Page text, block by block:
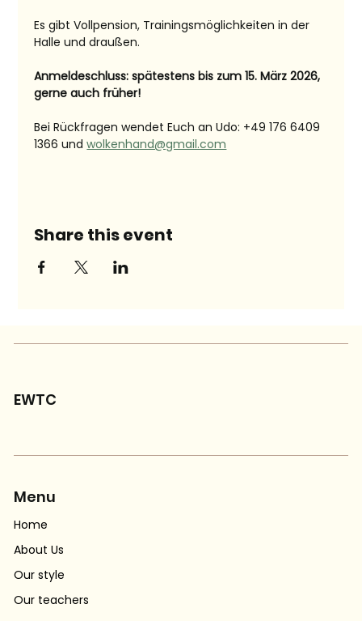
Es gibt Vollpension, Trainingsmöglichkeiten in der
Halle und draußen.
Anmeldeschluss: spätestens bis zum 15. März 2026,
gerne auch früher!
Bei Rückfragen wendet Euch an Udo: +49 176 6409
1366 und wolkenhand@gmail.com
Share this event
EWTC
Menu
Home
About Us
Our style
Our teachers